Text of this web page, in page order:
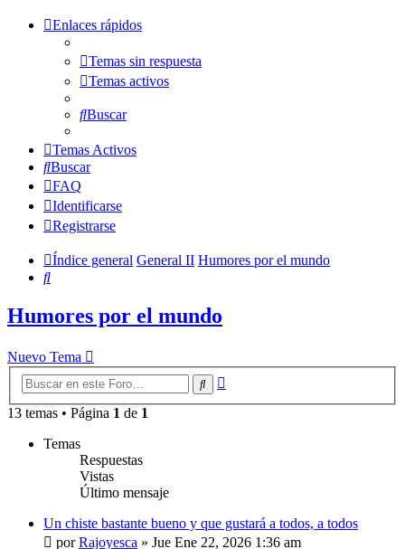
Enlaces rápidos
Temas sin respuesta
Temas activos
Buscar
Temas Activos
Buscar
FAQ
Identificarse
Registrarse
Índice general General II Humores por el mundo
Buscar
Humores por el mundo
Nuevo Tema
Buscar
13 temas • Página 1 de 1
Temas
Respuestas
Vistas
Último mensaje
Un chiste bastante bueno y que gustará a todos, a todos
porRajoyesca » Jue Ene 22, 2026 1:36 am